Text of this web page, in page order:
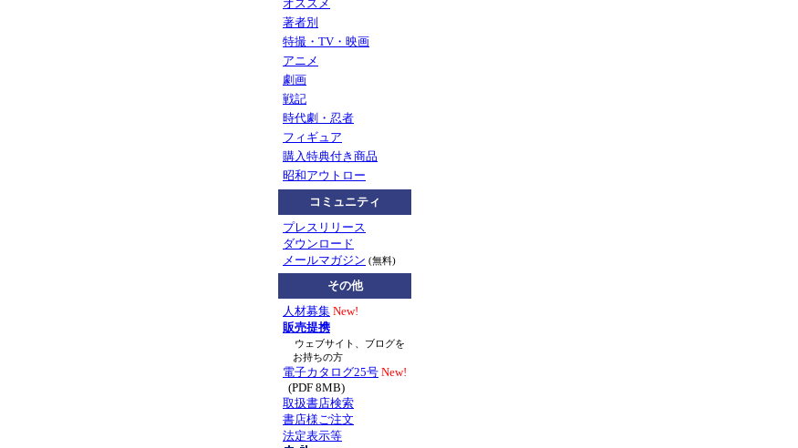
オススメ
著者別
特撮・TV・映画
アニメ
劇画
戦記
時代劇・忍者
フィギュア
購入特典付き商品
昭和アウトロー
コミュニティ
プレスリリース
ダウンロード
メールマガジン (無料)
その他
人材募集 New!
販売提携
ウェブサイト、ブログを
お持ちの方
電子カタログ25号 New!
(PDF 8MB)
取扱書店検索
書店様ご注文
法定表示等